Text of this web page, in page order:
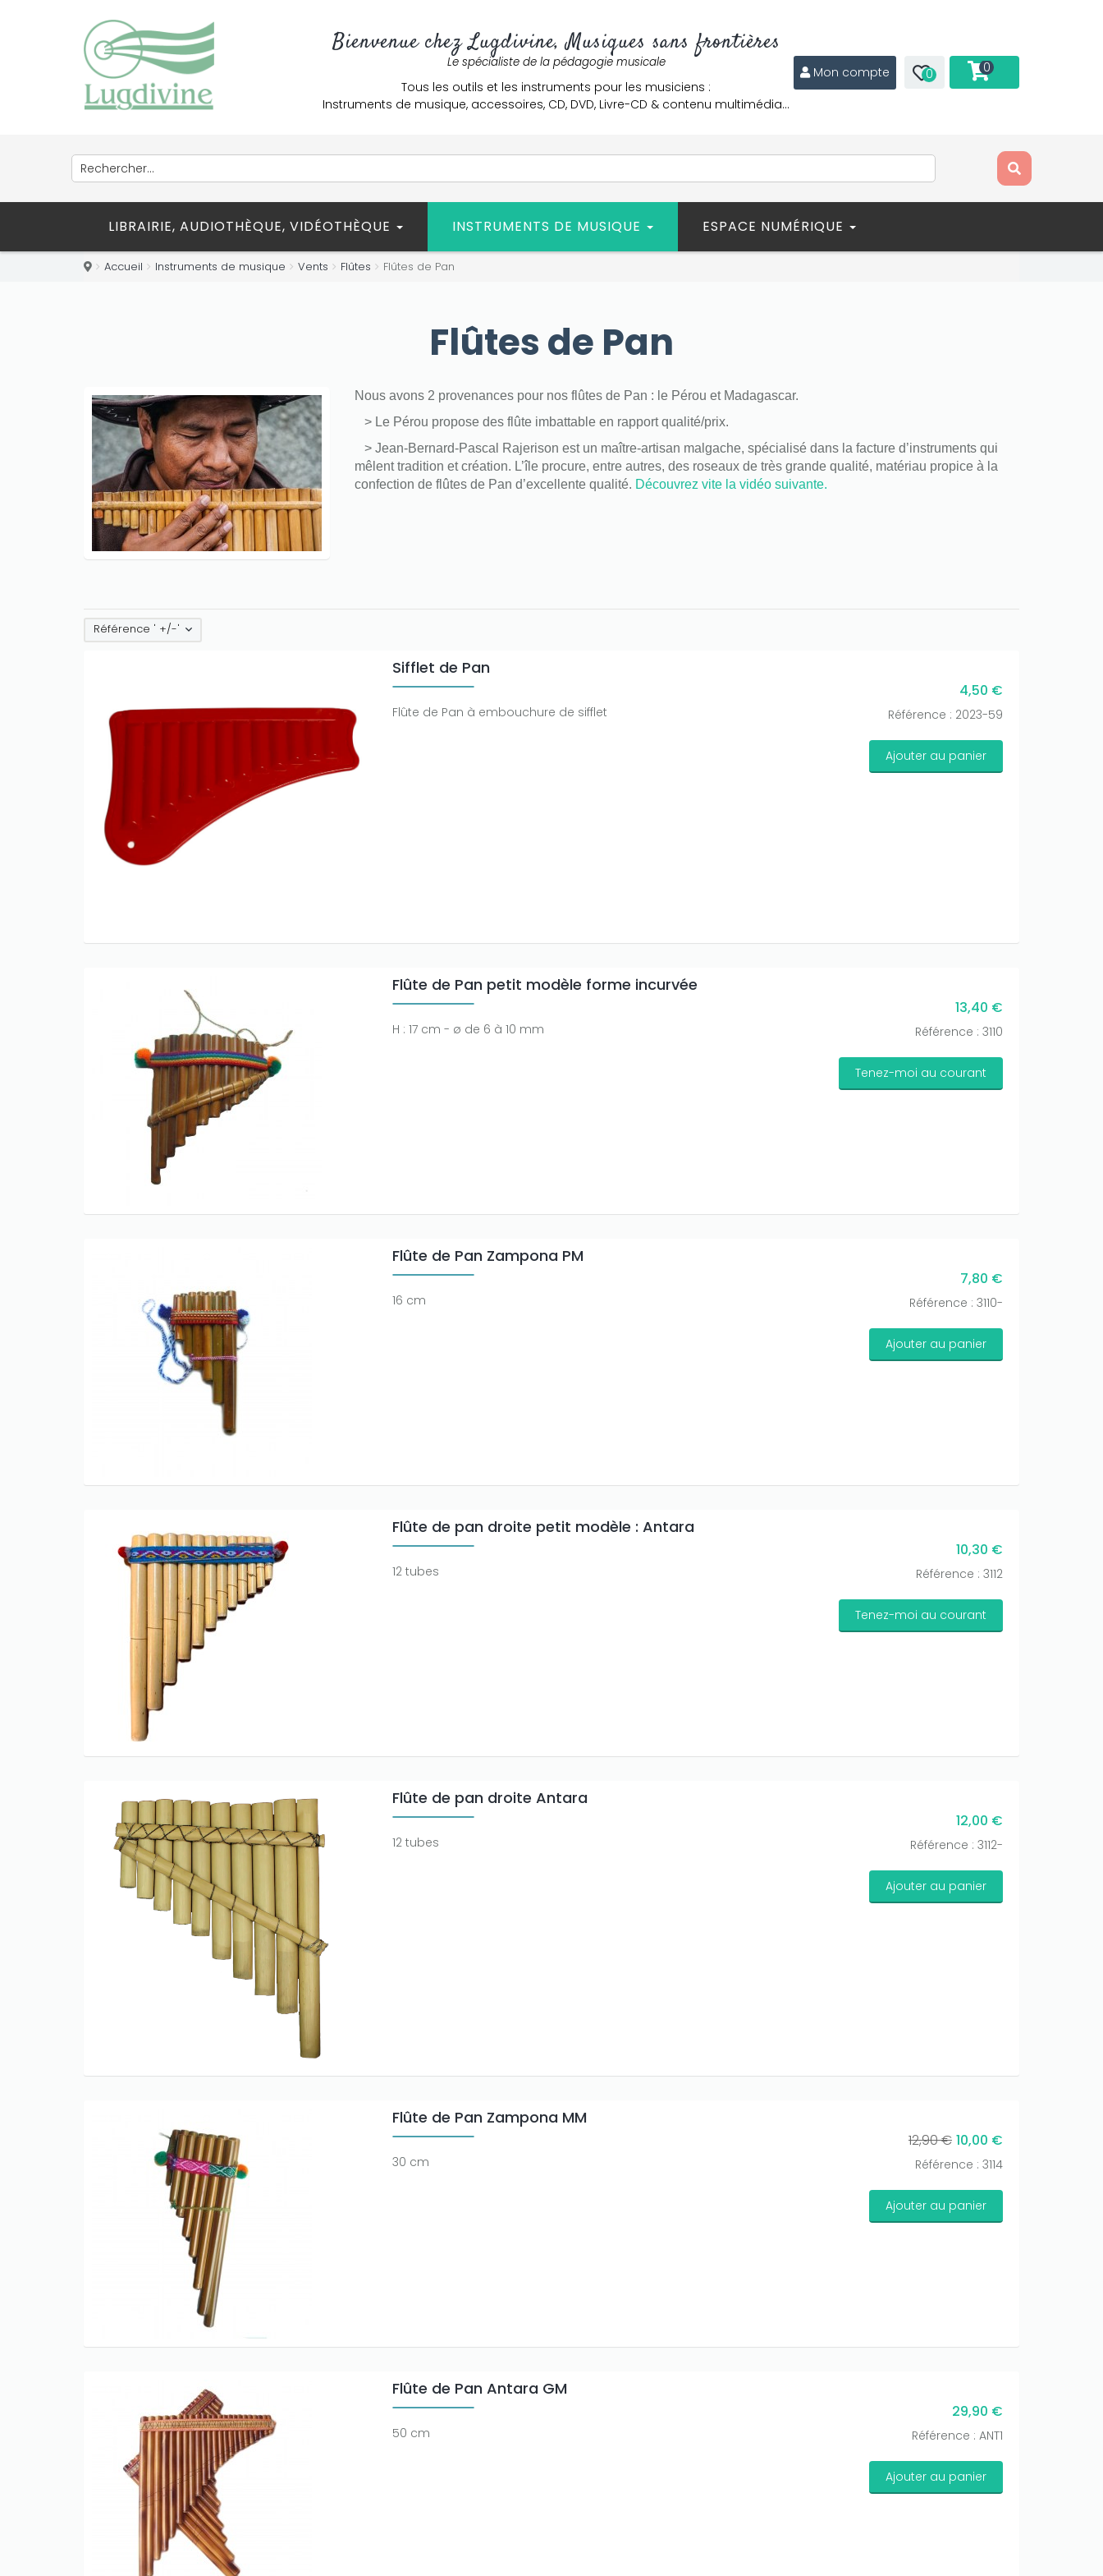
Bienvenue chez Lugdivine, Musiques sans frontières
Le spécialiste de la pédagogie musicale
Tous les outils et les instruments pour les musiciens :
Instruments de musique, accessoires, CD, DVD, Livre-CD & contenu multimédia…
Mon compte 0 0
LIBRAIRIE, AUDIOTHÈQUE, VIDÉOTHÈQUE INSTRUMENTS DE MUSIQUE ESPACE NUMÉRIQUE
Accueil Instruments de musique Vents Flûtes Flûtes de Pan
Flûtes de Pan
Nous avons 2 provenances pour nos flûtes de Pan : le Pérou et Madagascar.
> Le Pérou propose des flûte imbattable en rapport qualité/prix.
> Jean-Bernard-Pascal Rajerison est un maître-artisan malgache, spécialisé dans la facture d’instruments qui
mêlent tradition et création. L’île procure, entre autres, des roseaux de très grande qualité, matériau propice à la
confection de flûtes de Pan d’excellente qualité. Découvrez vite la vidéo suivante.
Référence ' +/-'
Sifflet de Pan
Flûte de Pan à embouchure de sifflet
4,50 €
Référence : 2023-59
Ajouter au panier
Flûte de Pan petit modèle forme incurvée
H : 17 cm - ø de 6 à 10 mm
13,40 €
Référence : 3110
Tenez-moi au courant
Flûte de Pan Zampona PM
16 cm
7,80 €
Référence : 3110-
Ajouter au panier
Flûte de pan droite petit modèle : Antara
12 tubes
10,30 €
Référence : 3112
Tenez-moi au courant
Flûte de pan droite Antara
12 tubes
12,00 €
Référence : 3112-
Ajouter au panier
Flûte de Pan Zampona MM
30 cm
12,90 € 10,00 €
Référence : 3114
Ajouter au panier
Flûte de Pan Antara GM
50 cm
29,90 €
Référence : ANT1
Ajouter au panier
credits!